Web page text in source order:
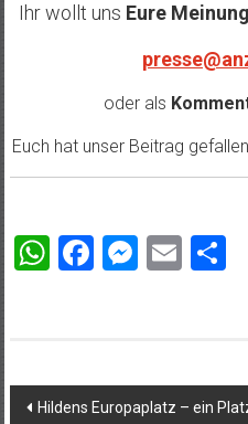
Ihr wollt uns Eure Meinung
oder als
Euch hat unser Beitrag
WhatsApp
Facebook
Email
Hildens Europaplatz – ein